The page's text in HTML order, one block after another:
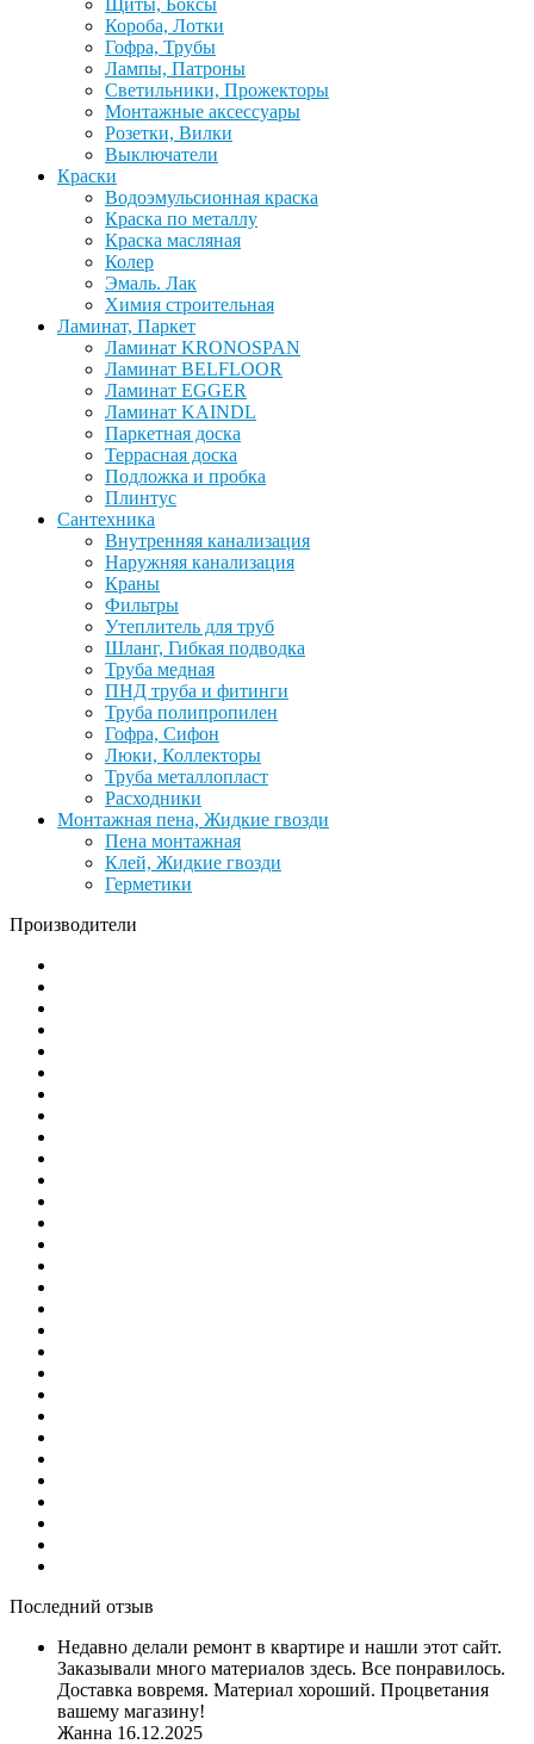
Щиты, Боксы
Короба, Лотки
Гофра, Трубы
Лампы, Патроны
Светильники, Прожекторы
Монтажные аксессуары
Розетки, Вилки
Выключатели
Краски
Водоэмульсионная краска
Краска по металлу
Краска масляная
Колер
Эмаль. Лак
Химия строительная
Ламинат, Паркет
Ламинат KRONOSPAN
Ламинат BELFLOOR
Ламинат EGGER
Ламинат KAINDL
Паркетная доска
Террасная доска
Подложка и пробка
Плинтус
Сантехника
Внутренняя канализация
Наружняя канализация
Краны
Фильтры
Утеплитель для труб
Шланг, Гибкая подводка
Труба медная
ПНД труба и фитинги
Труба полипропилен
Гофра, Сифон
Люки, Коллекторы
Труба металлопласт
Расходники
Монтажная пена, Жидкие гвозди
Пена монтажная
Клей, Жидкие гвозди
Герметики
Производители
Последний отзыв
Недавно делали ремонт в квартире и нашли этот сайт.
Заказывали много материалов здесь. Все понравилось.
Доставка вовремя. Материал хороший. Процветания
вашему магазину!
Жанна 16.12.2025